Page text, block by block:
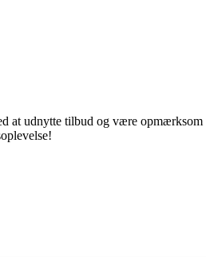
udnytte tilbud og være